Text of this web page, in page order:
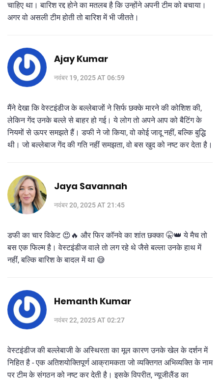
चाहिए था। बारिश रद्द होने का मतलब है कि उन्होंने अपनी टीम को बचाया।
अगर वो असली टीम होती तो बारिश में भी जीतते।
Ajay Kumar
नवंबर 19, 2025 AT 06:59
मैंने देखा कि वेस्टइंडीज के बल्लेबाजों ने सिर्फ छक्के मारने की कोशिश की,
लेकिन गेंद उनके बल्ले से बाहर हो गई। ये लोग तो अपने आप को बैटिंग के
नियमों से ऊपर समझते हैं। डफी ने जो किया, वो कोई जादू नहीं, बल्कि बुद्धि
थी। जो बल्लेबाज गेंद की गति नहीं समझता, वो बस खुद को नष्ट कर देता है।
Jaya Savannah
नवंबर 20, 2025 AT 21:45
डफी का चार विकेट 😍🔥 और फिर कॉनवे का शांत छक्का 🤫👑 ये मैच तो
बस एक फिल्म है। वेस्टइंडीज वाले तो लग रहे थे जैसे बल्ला उनके हाथ में
नहीं, बल्कि बारिश के बादल में था 😅
Hemanth Kumar
नवंबर 22, 2025 AT 02:27
वेस्टइंडीज की बल्लेबाजी के अस्थिरता का मूल कारण उनके खेल के दर्शन में
निहित है - एक अतिशयोक्तिपूर्ण आक्रामकता जो व्यक्तिगत अभिव्यक्ति के नाम
पर टीम के संगठन को नष्ट कर देती है। इसके विपरीत, न्यूजीलैंड का